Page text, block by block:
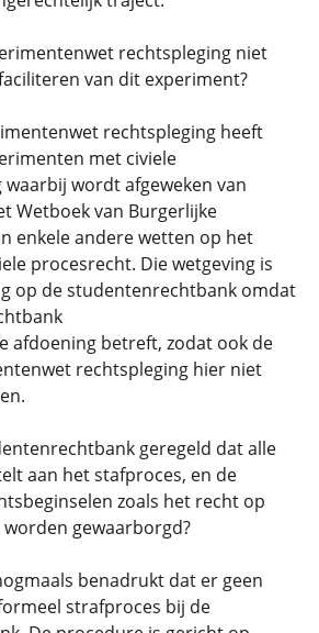
rechtspleging niet
van dit experiment?
rechtspleging heeft
met civiele
wordt afgeweken van
Wetboek van Burgerlijke
enkele andere wetten op het
procesrecht. Die wetgeving is
op de studentenrechtbank omdat
afdoening betreft, zodat ook de
rechtspleging hier niet
geregeld dat alle
aan het stafproces, en de
zoals het recht op
gewaarborgd?
benadrukt dat er geen
strafproces bij de